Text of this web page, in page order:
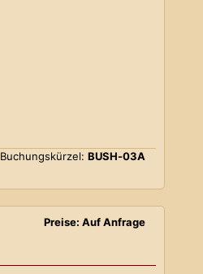
Buchungskürzel: BUSH-03A
Preise: Auf Anfrage